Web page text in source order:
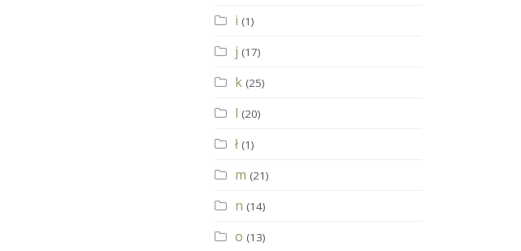
i (1)
j (17)
k (25)
l (20)
ł (1)
m (21)
n (14)
o (13)